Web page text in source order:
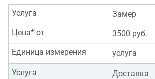
Замер
Услуга
3500 руб.
Цена* от
услуга
Единица измерения
Доставка
Услуга